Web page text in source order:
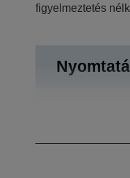
figyelmeztetés